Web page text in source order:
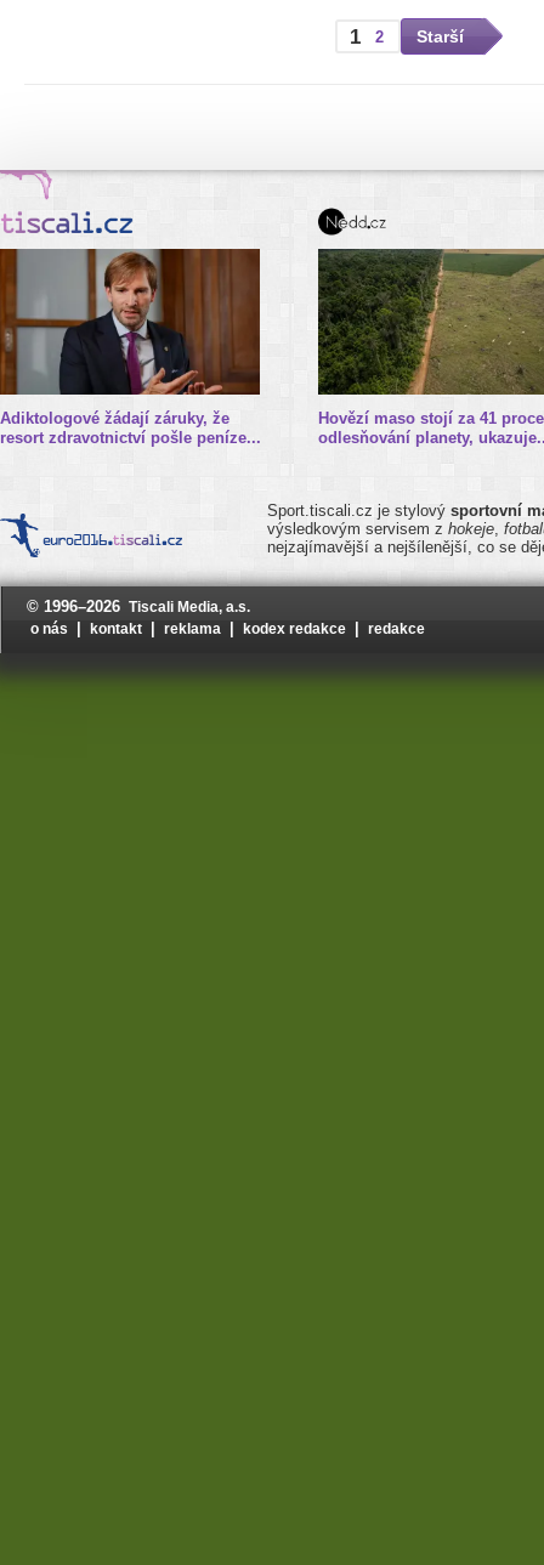
1 2 Starší
Adiktologové žádají záruky, že
resort zdravotnictví pošle peníze...
Hovězí maso stojí za 41
odlesňování planety,
Sport.tiscali.cz je stylový sportovní
výsledkovým servisem z hokeje
nejzajímavější a nejšílenější, co se
© 1996–2026 Tiscali Media, a.s.
o nás
kontakt reklama kodex redakce redakce